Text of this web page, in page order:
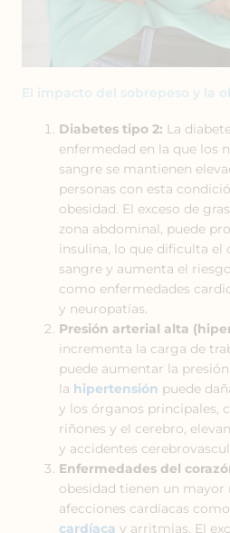
El impacto del sobrepeso y la
Diabetes tipo 2: La
enfermedad en la que los
sangre se mantienen
personas con esta
obesidad. El exceso de
zona abdominal, puede
insulina, lo que dificulta el
sangre y aumenta el
como enfermedades
y neuropatías.
Presión arterial alta
incrementa la carga de
puede aumentar la
la hipertensión puede
y los órganos principales,
riñones y el cerebro,
y accidentes
Enfermedades del
obesidad tienen un mayor
afecciones cardíacas
cardíaca y arritmias. El